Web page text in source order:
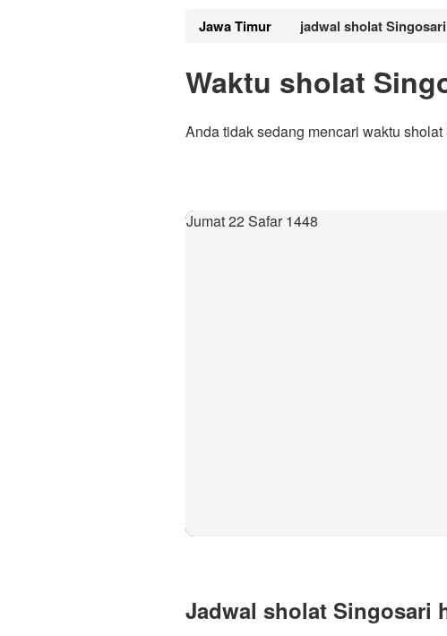
Jawa Timur jadwal sholat Singosari
Waktu sholat
Anda tidak sedang mencari waktu
Jumat 22 Safar 1448
Jadwal sholat Singosari